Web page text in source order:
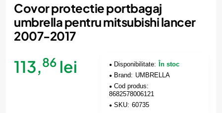
Covor protectie portbagaj
umbrella pentru mitsubishi lancer
2007-2017
113,86 lei Disponibilitate:
În stoc
Brand: UMBRELLA
Cod produs:
8682578006121
SKU: 60735